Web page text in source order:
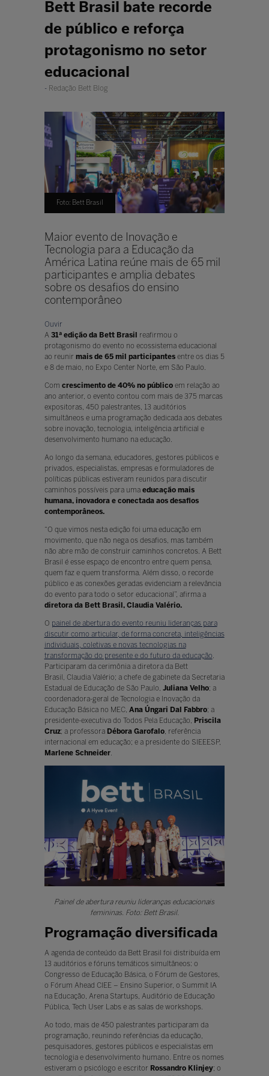
Bett Brasil bate recorde
de público e reforça
protagonismo no setor
educacional
Redação Bett Blog
Foto: Bett Brasil
Maior evento de Inovação e
Tecnologia para a Educação da
América Latina reúne mais de 65 mil
participantes e amplia debates
sobre os desafios do ensino
contemporâneo
Ouvir
A 31ª edição da Bett Brasil
reafirmou o
protagonismo do evento no ecossistema educacional
ao reunir mais de 65 mil participantesentre os dias 5
e 8 de maio, no Expo Center Norte, em São Paulo.
Com crescimento de 40% no públicoem relação ao
ano anterior, o evento contou com mais de 375 marcas
expositoras, 450 palestrantes, 13 auditórios
simultâneos e uma programação dedicada aos debates
sobre inovação, tecnologia, inteligência artificial e
desenvolvimento humano na educação.
Ao longo da semana, educadores, gestores públicos e
privados, especialistas, empresas e formuladores de
políticas públicas estiveram reunidos para discutir
caminhos possíveis para umaeducação mais
humana, inovadora e conectada aos desafios
contemporâneos.
“O que vimos nesta edição foi uma educação em
movimento, que não nega os desafios, mas também
não abre mão de construir caminhos concretos. A Bett
Brasil é esse espaço de encontro entre quem pensa,
quem faz e quem transforma. Além disso, o recorde
público e as conexões geradas evidenciam a relevância
do evento para todo o setor educacional”, afirma a
diretora da Bett Brasil, Claudia Valério.
O painel de abertura do evento reuniu lideranças para
discutir como articular, de forma concreta, inteligências
individuais, coletivas e novas tecnologias na
transformação do presente e do futuro da educação.
Participaram da cerimônia a diretora da Bett
Brasil, Claudia Valério; a chefe de gabinete da Secretaria
Estadual de Educação de São Paulo, Juliana Velho; a
coordenadora-geral de Tecnologia e Inovação da
Educação Básica no MEC, Ana Úngari Dal Fabbro; a
presidente-executiva do Todos Pela Educação, Priscila
Cruz; a professora Débora Garofalo, referência
internacional em educação; e a presidente do SIEEESP,
Marlene Schneider.
Painel de abertura reuniu lideranças educacionais
femininas. Foto: Bett Brasil.
Programação diversificada
A agenda de conteúdo da Bett Brasil foi distribuída em
13 auditórios e fóruns temáticos simultâneos: o
Congresso de Educação Básica, o Fórum de Gestores,
o Fórum Ahead CIEE – Ensino Superior, o Summit IA
na Educação, Arena Startups, Auditório de Educação
Pública, Tech User Labs e as salas de workshops.
Ao todo, mais de 450 palestrantes participaram da
programação, reunindo referências da educação,
pesquisadores, gestores públicos e especialistas em
tecnologia e desenvolvimento humano. Entre os nomes
estiveram o psicólogo e escritor Rossandro Klinjey; o